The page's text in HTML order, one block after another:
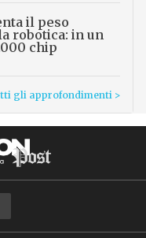
il peso
robotica: in un
chip
gli approfondimenti >